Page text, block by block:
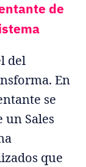
de
del
En
se
Sales
que